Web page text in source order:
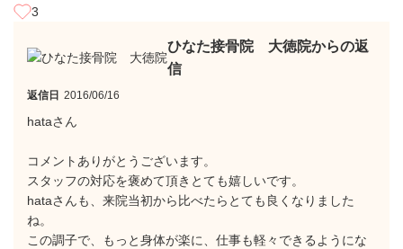
3
ひなた接骨院 大徳院からの返
信
返信日 2016/06/16
hataさん
コメントありがとうございます。
スタッフの対応を褒めて頂きとても嬉しいです。
hataさんも、来院当初から比べたらとても良くなりました
ね。
この調子で、もっと身体が楽に、仕事も軽々できるようにな